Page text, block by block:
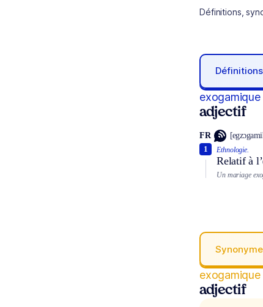
Définitions,
exogamique
adjectif
FR
Ethnologie.
Relatif à
1
Un mariage
exogamique
adjectif